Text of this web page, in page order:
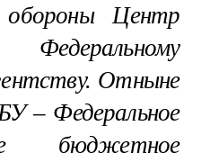
обороны Центр
Отныне
– Федеральное
бюджетное